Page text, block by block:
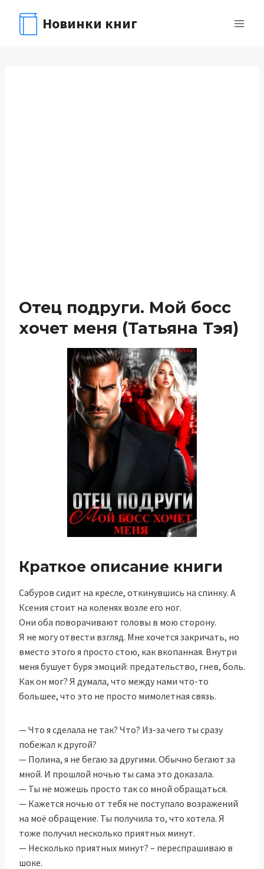
содержимому
Новинки книг
Отец подруги. Мой босс
хочет меня (Татьяна Тэя)
Краткое описание книги
Сабуров сидит на кресле, откинувшись на спинку. А
Ксения стоит на коленях возле его ног.
Они оба поворачивают головы в мою сторону.
Я не могу отвести взгляд. Мне хочется закричать, но
вместо этого я просто стою, как вкопанная. Внутри
меня бушует буря эмоций: предательство, гнев, боль.
Как он мог? Я думала, что между нами что-то
большее, что это не просто мимолетная связь.
— Что я сделала не так? Что? Из-за чего ты сразу
побежал к другой?
— Полина, я не бегаю за другими. Обычно бегают за
мной. И прошлой ночью ты сама это доказала.
— Ты не можешь просто так со мной обращаться.
— Кажется ночью от тебя не поступало возражений
на моё обращение. Ты получила то, что хотела. Я
тоже получил несколько приятных минут.
— Несколько приятных минут? – переспрашиваю в
шоке.